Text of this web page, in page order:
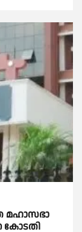
മഹാസഭാ
കോടതി